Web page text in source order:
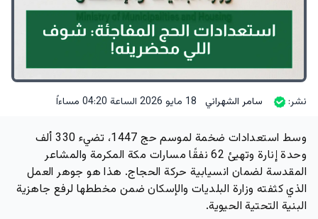
نشر: سامر الشهراني 18 مايو 2026 الساعة 04:20 مساءاً
وسط استعدادات ضخمة لموسم حج 1447، تضيء 330 ألف
وحدة إنارة وتهيئ 62 نفقًا مسارات مكة المكرمة والمشاعر
المقدسة لضمان انسيابية حركة الحجاج. هذا هو جوهر العمل
الذي كثفته وزارة البلديات والإسكان ضمن مخططها لرفع جاهزية
البنية التحتية الحيوية.